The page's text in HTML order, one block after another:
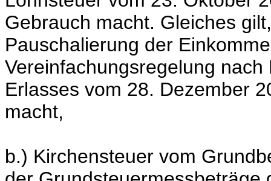
Gebrauch macht. Gleiches
Pauschalierung der
Vereinfachungsregelung
Erlasses vom 28. Dezember
macht,
b.) Kirchensteuer vom